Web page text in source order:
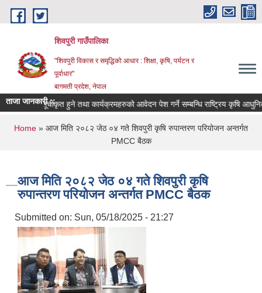
Skip to main content
शिवपुरी गाउँपालिका
"शिवपुरी विकास र समृद्धिको आधार : शिक्षा, कृषि, पर्यटन र
पूर्वाधार"
बागमती प्रदेश, नेपाल
ताजा जानकारी ::
सूचीकृत हुने तथा कार्यक्रमहरुको आवेदन पेश गर्ने सम्बन्धि राष्ट्रिय कृषि
You are here
Home » आज मिति २०८२ जेठ ०४ गते शिवपुरी कृषि रुपान्तरण परियोजन अन्तर्गत
PMCC बैठक
आज मिति २०८२ जेठ ०४ गते शिवपुरी कृषि
रुपान्तरण परियोजन अन्तर्गत PMCC बैठक
Submitted on: Sun, 05/18/2025 - 21:27